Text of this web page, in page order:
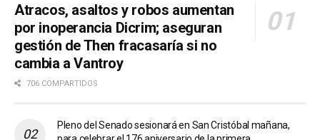
Atracos, asaltos y robos aumentan
por inoperancia Dicrim; aseguran
gestión de Then fracasaría si no
cambia a Vantroy
706 COMPARTIDOS
Pleno del Senado sesionará en San Cristóbal mañana,